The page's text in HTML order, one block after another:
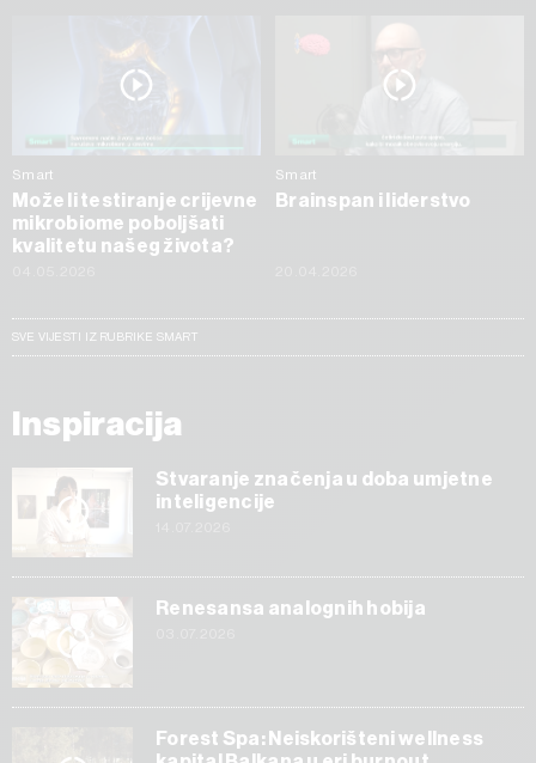
Smart
Može li testiranje crijevne
mikrobiome poboljšati
kvalitetu našeg života?
Smart
Brainspan i liderstvo
SVE VIJESTI IZ RUBRIKE SMART
Inspiracija
Stvaranje značenja u doba umjetne
inteligencije
Renesansa analognih hobija
Forest Spa: Neiskorišteni wellness